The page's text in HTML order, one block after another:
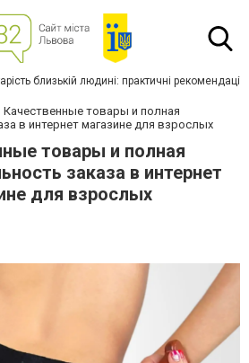
близькій людині: практичні рекомендації
Качественные товары и полная
в интернет магазине для взрослых
товары и полная
заказа в интернет
для взрослых